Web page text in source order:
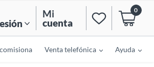
Mi
cuenta
0
Venta telefónica Ayuda